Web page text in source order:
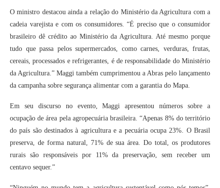
O ministro destacou ainda a relação do Ministério da Agricultura com a
cadeia varejista e com os consumidores. “É preciso que o consumidor
brasileiro dê crédito ao Ministério da Agricultura. Até mesmo porque
tudo que passa pelos supermercados, como carnes, verduras, frutas,
cereais, processados e refrigerantes, é de responsabilidade do Ministério
da Agricultura.” Maggi também cumprimentou a Abras pelo lançamento
da campanha sobre segurança alimentar com a garantia do Mapa.
Em seu discurso no evento, Maggi apresentou números sobre a
ocupação de área pela agropecuária brasileira. “Apenas 8% do território
do país são destinados à agricultura e a pecuária ocupa 23%. O Brasil
preserva, de forma natural, 71% de sua área. Do total, os produtores
rurais são responsáveis por 11% da preservação, sem receber um
centavo sequer.”